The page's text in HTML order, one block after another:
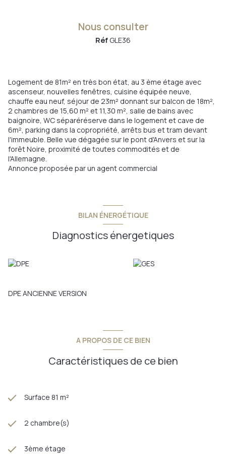
Nous consulter
Réf GLE36
Logement de 81m² en très bon état, au 3 ème étage avec
ascenseur, nouvelles fenêtres, cuisine équipée neuve,
chauffe eau neuf, séjour de 23m² donnant sur balcon de 18m²,
2 chambres de 15,60 m² et 11,30 m², salle de bains avec
baignoire, WC séparéréserve dans le logement et cave de
6m², parking dans la copropriété, arrêts bus et tram devant
l'immeuble. Belle vue dégagée sur le pont d'Anvers et sur la
forêt Noire, proximité de toutes commodités et de
l'Allemagne.
Annonce proposée par un agent commercial
BILAN ÉNERGÉTIQUE
Diagnostics énergetiques
DPE ANCIENNE VERSION
A PROPOS DE CE BIEN
Caractéristiques de ce bien
Surface 81 m²
2 chambre(s)
3ème étage